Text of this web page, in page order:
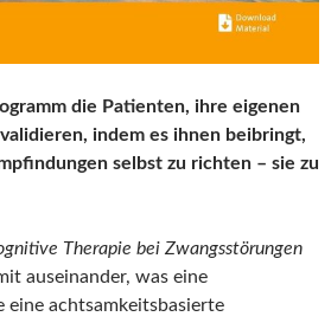
die Patienten, ihre eigenen
indem es ihnen beibringt,
selbst zu richten – sie zu
Therapie bei Zwangsstörungen
auseinander, was eine
achtsamkeitsbasierte